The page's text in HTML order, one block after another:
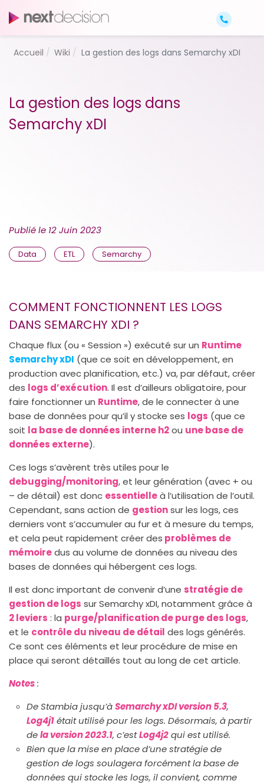
Accueil Wiki La gestion des logs dans Semarchy xDI
La gestion des logs dans
Semarchy xDI
Publié le 12 Juin 2023
Data ETL Semarchy
COMMENT FONCTIONNENT LES LOGS
DANS SEMARCHY XDI ?
Chaque flux (ou « Session ») exécuté sur un Runtime
Semarchy xDI (que ce soit en développement, en
production avec planification, etc.) va, par défaut, créer
des logs d’exécution. Il est d’ailleurs obligatoire, pour
faire fonctionner un Runtime, de le connecter à une
base de données pour qu’il y stocke ses logs (que ce
soit la base de données interne h2ou une base de
données externe).
Ces logs s’avèrent très utiles pour le
debugging/monitoring, et leur génération (avec + ou
– de détail) est donc essentielleà l’utilisation de l’outil.
Cependant, sans action de gestionsur les logs, ces
derniers vont s’accumuler au fur et à mesure du temps,
et cela peut rapidement créer des problèmes de
mémoiredus au volume de données au niveau des
bases de données qui hébergent ces logs.
Il est donc important de convenir d’une stratégie de
gestion de logs sur Semarchy xDI, notamment grâce à
2 leviers : la purge/planification de purge des logs,
et le contrôle du niveau de détail des logs générés.
Ce sont ces éléments et leur procédure de mise en
place qui seront détaillés tout au long de cet article.
Notes:
De Stambia jusqu’àSemarchy xDI version 5.3,
Log4j1était utilisé pour les logs. Désormais, à partir
dela version 2023.1, c’estLog4j2qui est utilisé.
Bien que la mise en place d’une stratégie de
gestion de logs soulagera forcément la base de
données qui stocke les logs, il convient, comme